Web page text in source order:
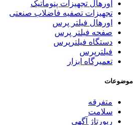
اورهال تجهیزات پنوماتیک
تجهیزات تصفیه فاضلاب صنعتی
اورهال فیلتر پرس
صفحه فیلتر پرس
دستگاه فیلترپرس
فیلترپرس
تعمیرگاه ابزار
موضوعات
متفرقه
سلامت
رپورتاژ آگهی